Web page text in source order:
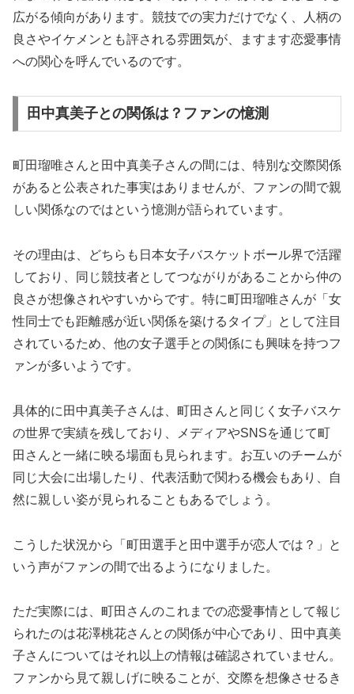
広がる傾向があります。競技での実力だけでなく、人柄の
良さやイケメンとも評される雰囲気が、ますます恋愛事情
への関心を呼んでいるのです。
田中真美子との関係は？ファンの憶測
町田瑠唯さんと田中真美子さんの間には、特別な交際関係
があると公表された事実はありませんが、ファンの間で親
しい関係なのではという憶測が語られています。
その理由は、どちらも日本女子バスケットボール界で活躍
しており、同じ競技者としてつながりがあることから仲の
良さが想像されやすいからです。特に町田瑠唯さんが「女
性同士でも距離感が近い関係を築けるタイプ」として注目
されているため、他の女子選手との関係にも興味を持つフ
ァンが多いようです。
具体的に田中真美子さんは、町田さんと同じく女子バスケ
の世界で実績を残しており、メディアやSNSを通じて町
田さんと一緒に映る場面も見られます。お互いのチームが
同じ大会に出場したり、代表活動で関わる機会もあり、自
然に親しい姿が見られることもあるでしょう。
こうした状況から「町田選手と田中選手が恋人では？」と
いう声がファンの間で出るようになりました。
ただ実際には、町田さんのこれまでの恋愛事情として報じ
られたのは花澤桃花さんとの関係が中心であり、田中真美
子さんについてはそれ以上の情報は確認されていません。
ファンから見て親しげに映ることが、交際を想像させるき